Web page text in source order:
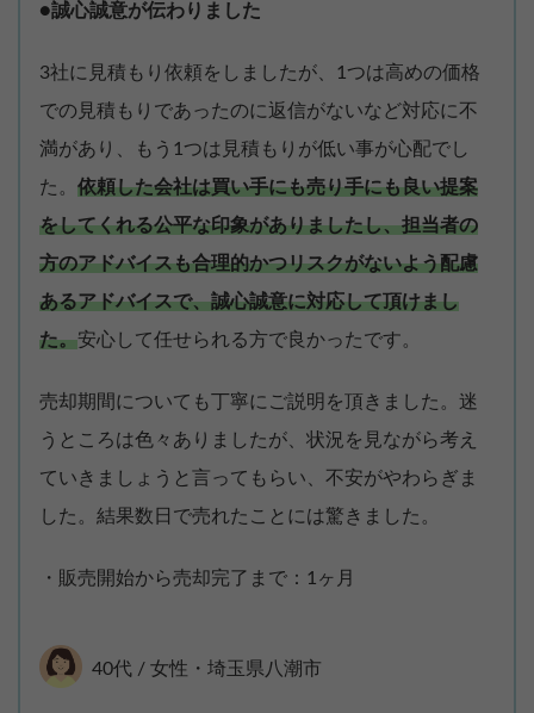
●誠心誠意が伝わりました
3社に見積もり依頼をしましたが、1つは高めの価格
での見積もりであったのに返信がないなど対応に不
満があり、もう1つは見積もりが低い事が心配でし
た。 依頼した会社は買い手にも売り手にも良い提案
をしてくれる公平な印象がありましたし、担当者の
方のアドバイスも合理的かつリスクがないよう配慮
あるアドバイスで、誠心誠意に対応して頂けまし
た。安心して任せられる方で良かったです。
売却期間についても丁寧にご説明を頂きました。迷
うところは色々ありましたが、状況を見ながら考え
ていきましょうと言ってもらい、不安がやわらぎま
した。結果数日で売れたことには驚きました。
・販売開始から売却完了まで：1ヶ月
40代 / 女性・埼玉県八潮市